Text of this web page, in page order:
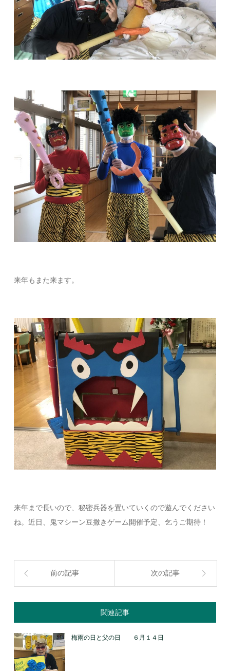
来年もまた来ます。
来年まで長いので、秘密兵器を置いていくので遊んでください
ね。近日、鬼マシーン豆撒きゲーム開催予定、乞うご期待！
前の記事 次の記事
関連記事
梅雨の日と父の日 ６月１４日